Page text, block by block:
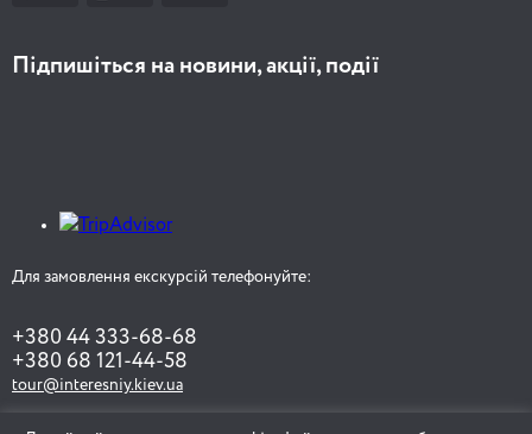
Підпишіться на новини, акції, події
Для замовлення екскурсій телефонуйте:
+380 44 333-68-68
+380 68 121-44-58
tour@interesniy.kiev.ua